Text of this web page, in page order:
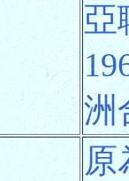
亞
洲
原